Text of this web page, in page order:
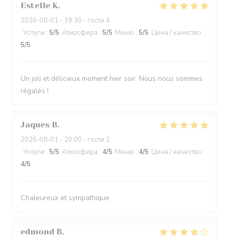
Estelle K
2026-08-01 - 19:30 - гости 4
Услуги : 5/5 Атмосфера : 5/5 Меню : 5/5 Цена / качество :
5/5
Un joli et délicieux moment hier soir. Nous nous sommes
régalés !
Jaques B
2026-08-01 - 20:00 - гости 2
Услуги : 5/5 Атмосфера : 4/5 Меню : 4/5 Цена / качество :
4/5
Chaleureux et sympathique
edmond B